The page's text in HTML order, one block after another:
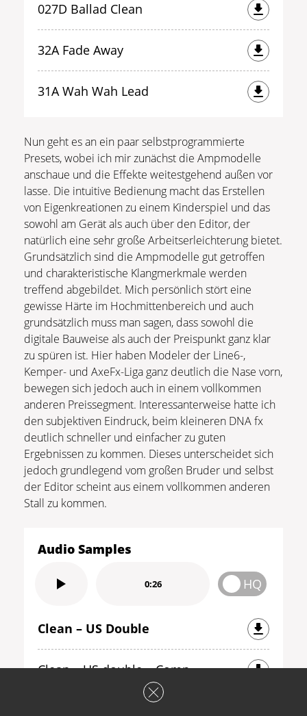
027D Ballad Clean
32A Fade Away
31A Wah Wah Lead
Nun geht es an ein paar selbstprogrammierte
Presets, wobei ich mir zunächst die Ampmodelle
anschaue und die Effekte weitestgehend außen vor
lasse. Die intuitive Bedienung macht das Erstellen
von Eigenkreationen zu einem Kinderspiel und das
sowohl am Gerät als auch über den Editor, der
natürlich eine sehr große Arbeitserleichterung bietet.
Grundsätzlich sind die Ampmodelle gut getroffen
und charakteristische Klangmerkmale werden
treffend abgebildet. Mich persönlich stört eine
gewisse Härte im Hochmittenbereich und auch
grundsätzlich muss man sagen, dass sowohl die
digitale Bauweise als auch der Preispunkt ganz klar
zu spüren ist. Hier haben Modeler der Line6-,
Kemper- und AxeFx-Liga ganz deutlich die Nase vorn,
bewegen sich jedoch auch in einem vollkommen
anderen Preissegment. Interessanterweise hatte ich
den subjektiven Eindruck, beim kleineren DNA fx
deutlich schneller und einfacher zu guten
Ergebnissen zu kommen. Dieses unterscheidet sich
jedoch grundlegend vom großen Bruder und selbst
der Editor scheint aus einem vollkommen anderen
Stall zu kommen.
Audio Samples
0:26 HQ
Clean – US Double
Clean – US double – Comp